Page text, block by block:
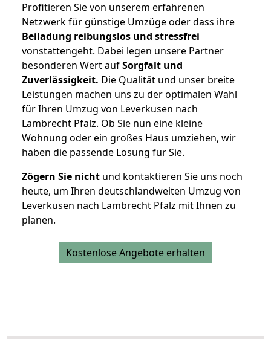
Profitieren Sie von unserem erfahrenen
Netzwerk für günstige Umzüge oder dass ihre
Beiladung reibungslos und stressfrei
vonstattengeht. Dabei legen unsere Partner
besonderen Wert aufSorgfalt und
Zuverlässigkeit. Die Qualität und unser breite
Leistungen machen uns zu der optimalen Wahl
für Ihren Umzug von Leverkusen nach
Lambrecht Pfalz. Ob Sie nun eine kleine
Wohnung oder ein großes Haus umziehen, wir
haben die passende Lösung für Sie.
Zögern Sie nicht und kontaktieren Sie uns noch
heute, um Ihren deutschlandweiten Umzug von
Leverkusen nach Lambrecht Pfalz mit Ihnen zu
planen.
Kostenlose Angebote erhalten